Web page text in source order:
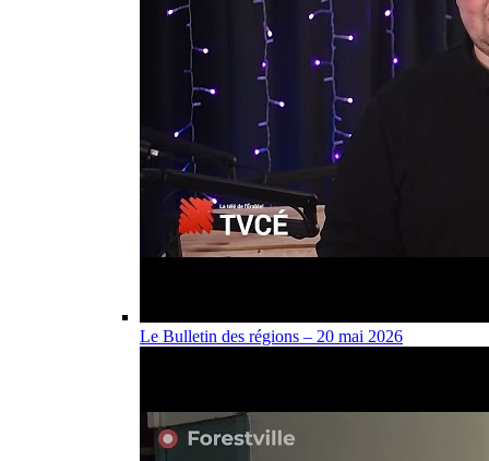
Le Bulletin des régions – 20 mai 2026